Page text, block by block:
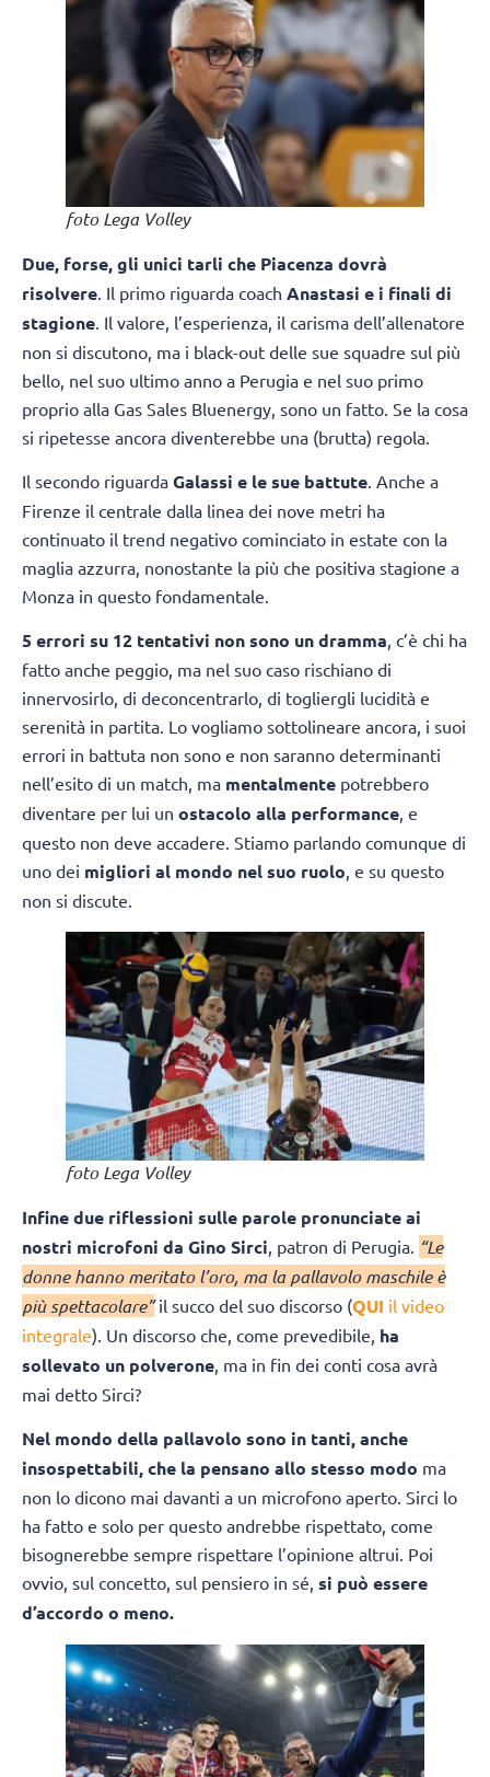
foto Lega Volley
Due, forse, gli unici tarli che Piacenza dovrà
risolvere . Il primo riguarda coach Anastasi e i finali di
stagione . Il valore, l’esperienza, il carisma dell’allenatore
non si discutono, ma i black-out delle sue squadre sul più
bello, nel suo ultimo anno a Perugia e nel suo primo
proprio alla Gas Sales Bluenergy, sono un fatto. Se la cosa
si ripetesse ancora diventerebbe una (brutta) regola.
Il secondo riguarda Galassi e le sue battute . Anche a
Firenze il centrale dalla linea dei nove metri ha
continuato il trend negativo cominciato in estate con la
maglia azzurra, nonostante la più che positiva stagione a
Monza in questo fondamentale.
5 errori su 12 tentativi non sono un dramma, c’è chi ha
fatto anche peggio, ma nel suo caso rischiano di
innervosirlo, di deconcentrarlo, di togliergli lucidità e
serenità in partita. Lo vogliamo sottolineare ancora, i suoi
errori in battuta non sono e non saranno determinanti
nell’esito di un match, ma mentalmente potrebbero
diventare per lui un ostacolo alla performance, e
questo non deve accadere. Stiamo parlando comunque di
uno dei migliori al mondo nel suo ruolo, e su questo
non si discute.
foto Lega Volley
Infine due riflessioni sulle parole pronunciate ai
nostri microfoni da Gino Sirci , patron di Perugia. “Le
donne hanno meritato l’oro, ma la pallavolo maschile è
più spettacolare”il succo del suo discorso (QUI il video
integrale). Un discorso che, come prevedibile, ha
sollevato un polverone , ma in fin dei conti cosa avrà
mai detto Sirci?
Nel mondo della pallavolo sono in tanti, anche
insospettabili, che la pensano allo stesso modo ma
non lo dicono mai davanti a un microfono aperto. Sirci lo
ha fatto e solo per questo andrebbe rispettato, come
bisognerebbe sempre rispettare l’opinione altrui. Poi
ovvio, sul concetto, sul pensiero in sé, si può essere
d’accordo o meno.